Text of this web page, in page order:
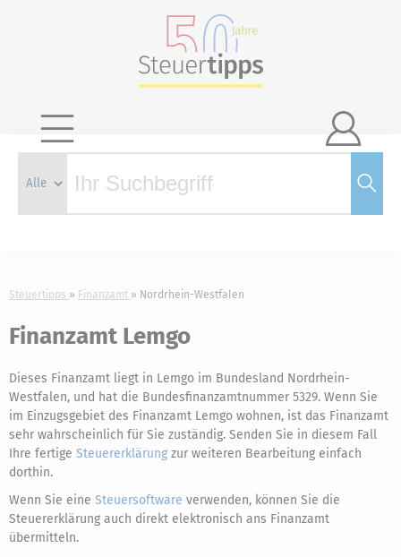

Steuertipps Finanzamt Nordrhein-Westfalen
Finanzamt Lemgo
Dieses Finanzamt liegt in Lemgo im Bundesland Nordrhein-
Westfalen, und hat die Bundesfinanzamtnummer 5329. Wenn Sie
im Einzugsgebiet des Finanzamt Lemgo wohnen, ist das Finanzamt
sehr wahrscheinlich für Sie zuständig. Senden Sie in diesem Fall
Ihre fertige Steuererklärung zur weiteren Bearbeitung einfach
dorthin.
Wenn Sie eine Steuersoftware verwenden, können Sie die
Steuererklärung auch direkt elektronisch ans Finanzamt
übermitteln.